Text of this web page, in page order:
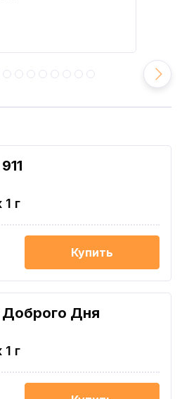
г
Купить
Доброго Дня
г